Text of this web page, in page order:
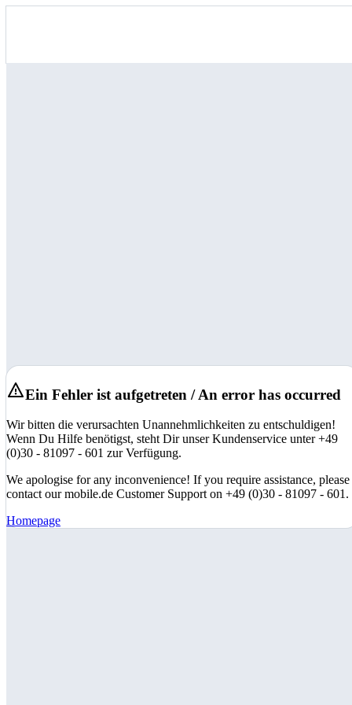
Ein Fehler ist aufgetreten / An error has occurred
Wir bitten die verursachten Unannehmlichkeiten zu entschuldigen!
Wenn Du Hilfe benötigst, steht Dir unser Kundenservice unter +49
(0)30 - 81097 - 601 zur Verfügung.
We apologise for any inconvenience! If you require assistance, please
contact our mobile.de Customer Support on +49 (0)30 - 81097 - 601.
Homepage